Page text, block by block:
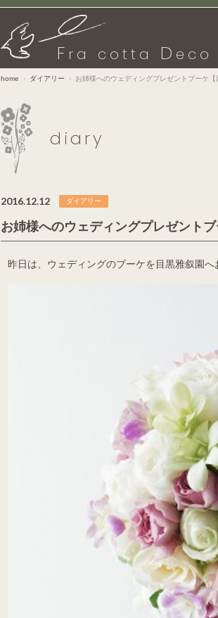
F ra cotta D eco
home ダイアリー お姉様へのウェディングプレゼントブーケ【
diary
2016.12.12 ダイアリー
お姉様へのウェディングプレゼントブ
昨日は、ウェディングのブーケを目黒雅叙園へ